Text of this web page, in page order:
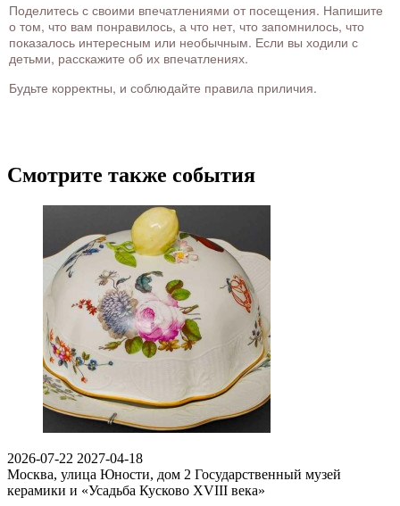
Поделитесь с своими впечатлениями от посещения. Напишите
о том, что вам понравилось, а что нет, что запомнилось, что
показалось интересным или необычным. Если вы ходили с
детьми, расскажите об их впечатлениях.
Будьте корректны, и соблюдайте правила приличия.
Смотрите также события
2026-07-22 2027-04-18
Москва, улица Юности, дом 2 Государственный музей
керамики и «Усадьба Кусково XVIII века»